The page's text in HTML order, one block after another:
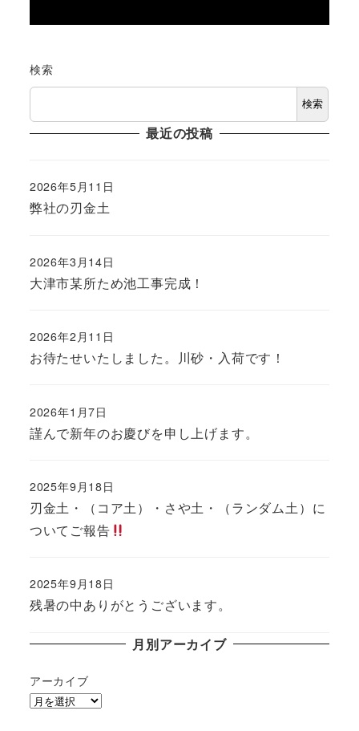
検索
検索
最近の投稿
弊社の刃金土
投稿日
2026年5月11日
大津市某所ため池工事完成！
投稿日
2026年3月14日
お待たせいたしました。川砂・入荷です！
投稿日
2026年2月11日
謹んで新年のお慶びを申し上げます。
投稿日
2026年1月7日
刃金土・（コア土）・さや土・（ランダム土）に
ついてご報告
投稿日
2025年9月18日
残暑の中ありがとうございます。
投稿日
2025年9月18日
月別アーカイブ
アーカイブ